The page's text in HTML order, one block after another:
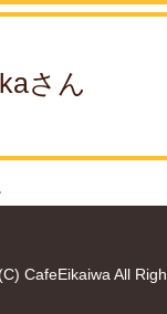
さん
CafeEikaiwa All